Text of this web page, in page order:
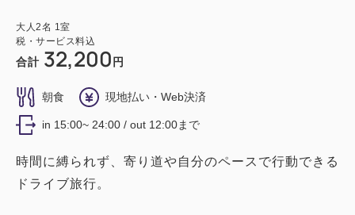
大人 2名 1 室
税・サービス料込
合計 32,200 円
朝食 現地払い・Web決済
in 15:00~ 24:00 / out 12:00まで
時間に縛られず、寄り道や自分のペースで行動できる
ドライブ旅行。